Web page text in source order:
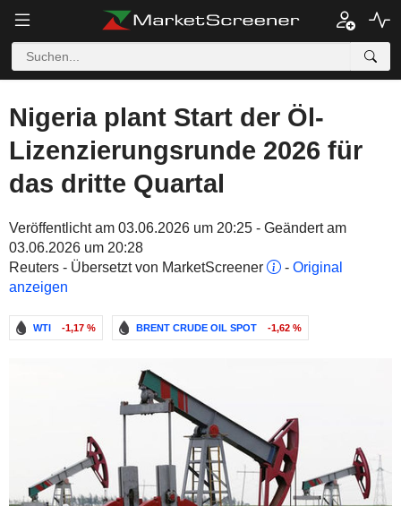
Nigeria plant Start der Öl-
Lizenzierungsrunde 2026 für
das dritte Quartal
Veröffentlicht am 03.06.2026 um 20:25 - Geändert am
03.06.2026 um 20:28
Reuters - Übersetzt von MarketScreener
- Original
anzeigen
WTI -1,17 % BRENT CRUDE OIL SPOT -1,62 %